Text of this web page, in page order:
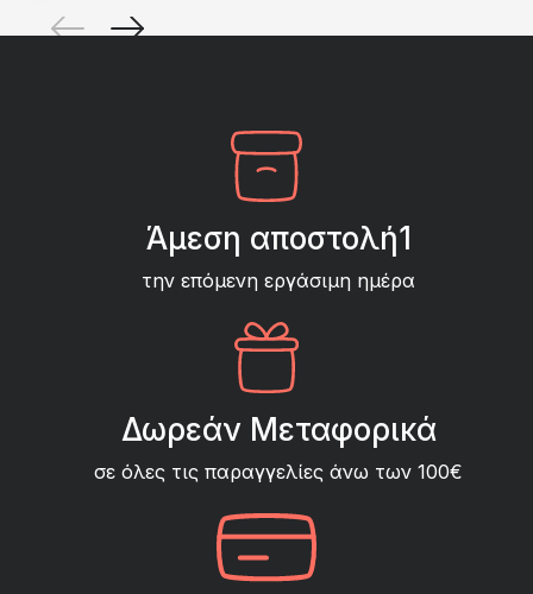
Άμεση αποστολή1
την επόμενη εργάσιμη ημέρα
Δωρεάν Μεταφορικά
σε όλες τις παραγγελίες άνω των 100€